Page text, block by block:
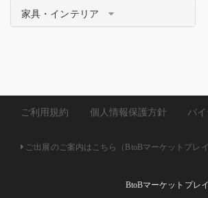
家具・インテリア
ご利用規約 個人情報保護方針 バ
ご出展のご案内はこちら（BtoBマーケットプレ
BtoBマーケットプレ